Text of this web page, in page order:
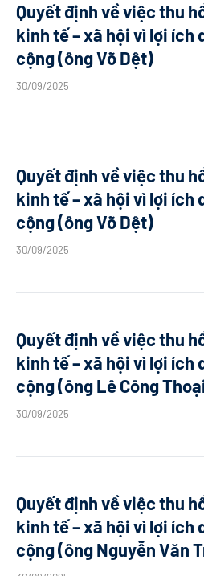
Quyết định về việc thu
kinh tế – xã hội vì lợi ích
cộng (ông Võ Dệt)
30/09/2025
Quyết định về việc thu
kinh tế – xã hội vì lợi ích
cộng (ông Võ Dệt)
30/09/2025
Quyết định về việc thu
kinh tế – xã hội vì lợi ích
cộng (ông Lê Công
30/09/2025
Quyết định về việc thu
kinh tế – xã hội vì lợi ích
cộng (ông Nguyễn Văn